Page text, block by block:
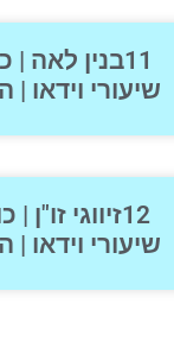
11בנין לאה
שיעורי וידאו
12זיווגי
שיעורי וידאו